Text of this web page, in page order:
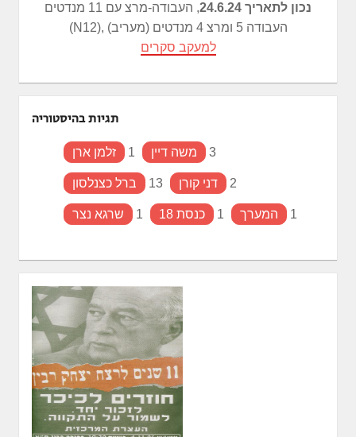
נכון לתאריך 24.6.24
, העבודה-מרצ עם 11 מנדטים
(N12), העבודה 5 ומרצ 4 מנדטים (מעריב)
למעקב סקרים
תגיות בהיסטוריה
זלמן ארן 1 משה דיין 3
ברל כצנלסון 13 דני קורן 2
שרגא נצר 1 כנסת 18 1 המערך 1